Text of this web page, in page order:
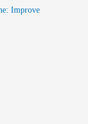
Improve